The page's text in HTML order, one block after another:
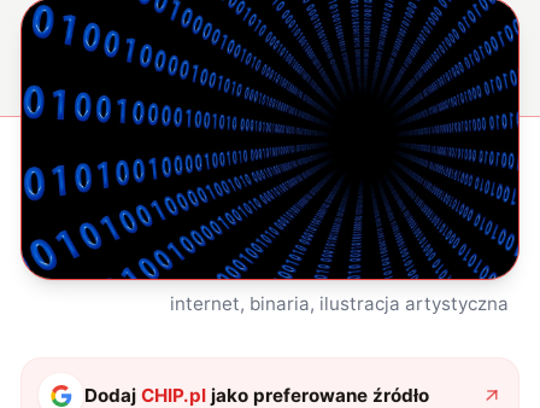
internet, binaria, ilustracja artystyczna
DodajCHIP.pl jako preferowane źródło